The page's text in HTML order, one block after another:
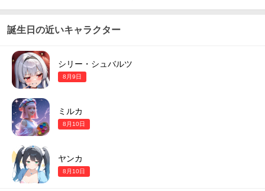
誕生日の近いキャラクター
シリー・シュバルツ
8月9日
ミルカ
8月10日
ヤンカ
8月10日